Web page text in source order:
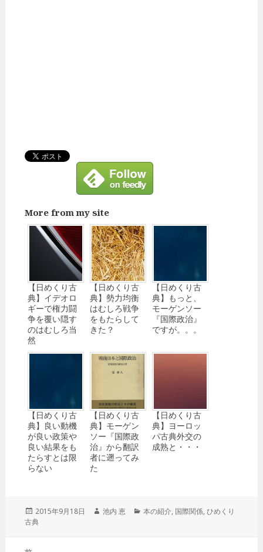
More from my site
【日めくり古
典】イデオロ
ギーで権力闘
争を覆い隠す
のはむしろ当
然
【日めくり古
典】勢力均衡
はむしろ戦争
をもたらして
きた？
【日めくり古
典】もっと、
モーゲンソー
『国際政治』
ですが。。。
【日めくり古
典】良い動機
が良い政策や
良い結果をも
たらすとは限
らない
【日めくり古
典】モーゲン
ソー『国際政
治』から翻訳
者に遡ってみ
た
【日めくり古
典】ヨーロッ
パ古典外交の
成熟と・・・
投
稿
2015年9月18日
作
池内 恵
カ
本の紹介, 国際関係,ひめくり
古典